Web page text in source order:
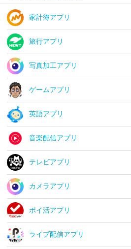
家計簿アプリ
旅行アプリ
写真加工アプリ
ゲームアプリ
英語アプリ
音楽配信アプリ
テレビアプリ
カメラアプリ
ポイ活アプリ
ライブ配信アプリ